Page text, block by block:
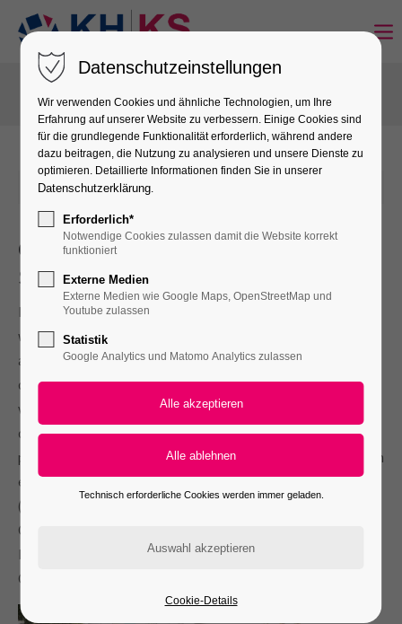
30-06-2025 14:27
Gesellenfreisprechungsfeier der Maß-
Schneider-Innung Nordhessen
Kassel – Während draußen fast subtropisches Klima herrschte ,
war es im Kurhessensaal der Handwerkskammer Kassel etwas
angenehmer: Vorhänge schützten vor den Sonnenstrahlen und
die Klimaanlage tat ihr Bestes, um die Raumtemperatur trotz der
vielen Menschen halbwegs im Normalbereich zu halten. Hier und
da wedelte man sich mit Fächern kühlere Luft zu – absolut
passend zum Veranstaltungsanlass, sind Fächer in der Mode doch
ein beliebtes Accessoire. Denn in der Handwerkskammer Kassel
(HWK) fand am Nachmittag des 30. Juni die
Gesellenfreisprechungsfeier der Maß-Schneider-Innung
Nordhessen statt, inklusive einer Ausstellung der besten
Gesellenstücke.
Datenschutzeinstellungen
Wir verwenden Cookies und ähnliche Technologien, um Ihre
Erfahrung auf unserer Website zu verbessern. Einige Cookies sind
für die grundlegende Funktionalität erforderlich, während andere
dazu beitragen, die Nutzung zu analysieren und unsere Dienste zu
optimieren. Detaillierte Informationen finden Sie in unserer
Datenschutzerklärung.
Erforderlich*
Notwendige Cookies zulassen damit die Website korrekt
funktioniert
Externe Medien
Externe Medien wie Google Maps, OpenStreetMap und
Youtube zulassen
Statistik
Google Analytics und Matomo Analytics zulassen
Technisch erforderliche Cookies werden immer geladen.
Cookie-Details